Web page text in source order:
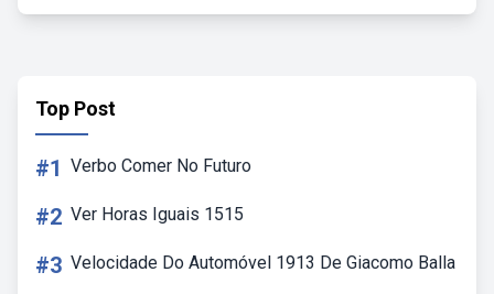
Top Post
#1 Verbo Comer No Futuro
#2 Ver Horas Iguais 1515
#3 Velocidade Do Automóvel 1913 De Giacomo Balla